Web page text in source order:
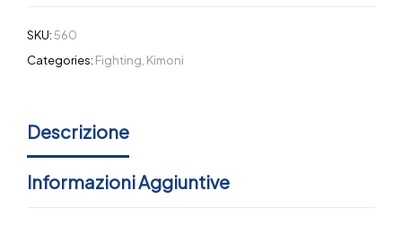
SKU: 560
Categories: Fighting Kimoni
Descrizione
Informazioni Aggiuntive